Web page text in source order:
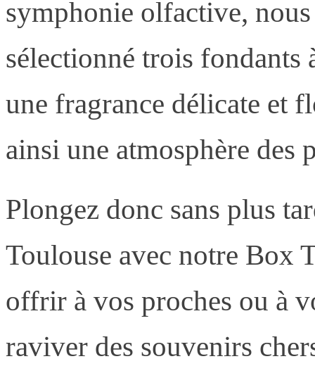
symphonie olfactive,
sélectionné trois
une fragrance délicate et
ainsi une atmosphère des
Plongez donc sans plus
Toulouse avec notre Box
offrir à vos proches ou à
raviver des souvenirs